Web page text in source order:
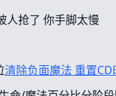
人抢了 你手脚太慢
清除负面魔法 重置CD